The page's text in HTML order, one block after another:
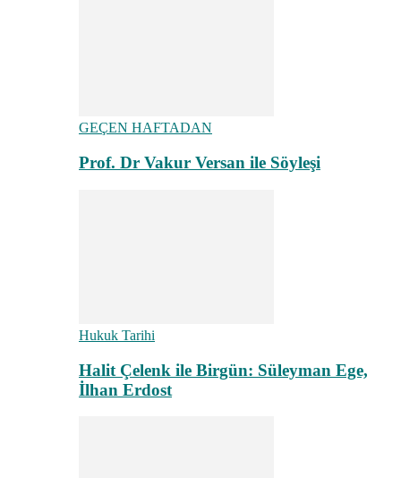
GEÇEN HAFTADAN
Prof. Dr Vakur Versan ile Söyleşi
Hukuk Tarihi
Halit Çelenk ile Birgün: Süleyman Ege,
İlhan Erdost